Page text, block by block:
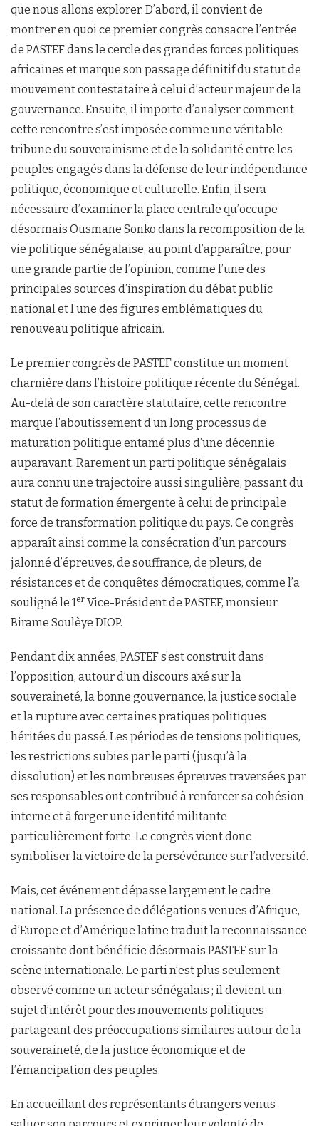
que nous allons explorer. D’abord, il convient de
montrer en quoi ce premier congrès consacre l’entrée
de PASTEF dans le cercle des grandes forces politiques
africaines et marque son passage définitif du statut de
mouvement contestataire à celui d’acteur majeur de la
gouvernance. Ensuite, il importe d’analyser comment
cette rencontre s’est imposée comme une véritable
tribune du souverainisme et de la solidarité entre les
peuples engagés dans la défense de leur indépendance
politique, économique et culturelle. Enfin, il sera
nécessaire d’examiner la place centrale qu’occupe
désormais Ousmane Sonko dans la recomposition de la
vie politique sénégalaise, au point d’apparaître, pour
une grande partie de l’opinion, comme l’une des
principales sources d’inspiration du débat public
national et l’une des figures emblématiques du
renouveau politique africain.
Le premier congrès de PASTEF constitue un moment
charnière dans l’histoire politique récente du Sénégal.
Au-delà de son caractère statutaire, cette rencontre
marque l’aboutissement d’un long processus de
maturation politique entamé plus d’une décennie
auparavant. Rarement un parti politique sénégalais
aura connu une trajectoire aussi singulière, passant du
statut de formation émergente à celui de principale
force de transformation politique du pays. Ce congrès
apparaît ainsi comme la consécration d’un parcours
jalonné d’épreuves, de souffrance, de pleurs, de
résistances et de conquêtes démocratiques, comme l’a
souligné le 1er Vice-Président de PASTEF, monsieur
Birame Soulèye DIOP.
Pendant dix années, PASTEF s’est construit dans
l’opposition, autour d’un discours axé sur la
souveraineté, la bonne gouvernance, la justice sociale
et la rupture avec certaines pratiques politiques
héritées du passé. Les périodes de tensions politiques,
les restrictions subies par le parti (jusqu’à la
dissolution) et les nombreuses épreuves traversées par
ses responsables ont contribué à renforcer sa cohésion
interne et à forger une identité militante
particulièrement forte. Le congrès vient donc
symboliser la victoire de la persévérance sur l’adversité.
Mais, cet événement dépasse largement le cadre
national. La présence de délégations venues d’Afrique,
d’Europe et d’Amérique latine traduit la reconnaissance
croissante dont bénéficie désormais PASTEF sur la
scène internationale. Le parti n’est plus seulement
observé comme un acteur sénégalais ; il devient un
sujet d’intérêt pour des mouvements politiques
partageant des préoccupations similaires autour de la
souveraineté, de la justice économique et de
l’émancipation des peuples.
En accueillant des représentants étrangers venus